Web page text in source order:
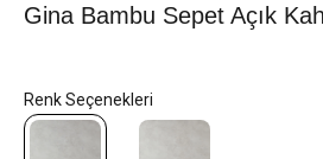
Gina Bambu Sepet Açık